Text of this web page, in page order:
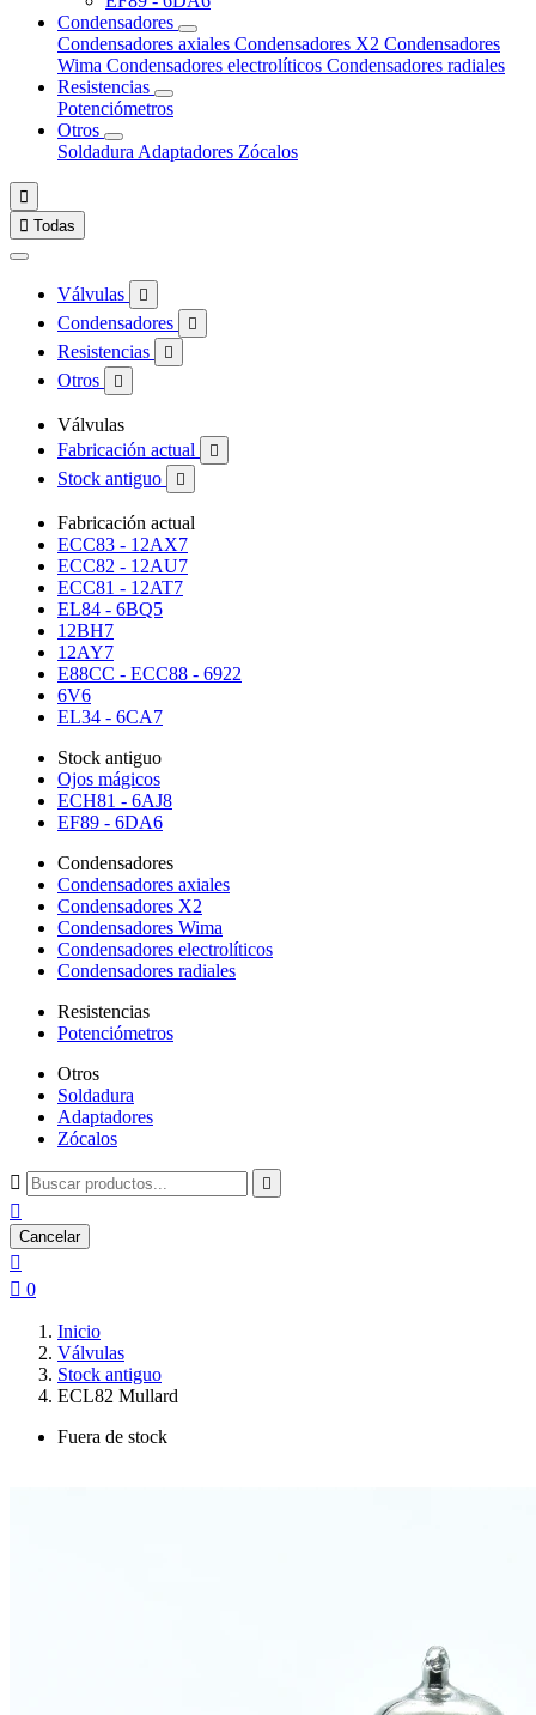
Condensadores
Condensadores axiales Condensadores X2 Condensadores
Wima Condensadores electrolíticos Condensadores radiales
Resistencias
Potenciómetros
Otros
Soldadura Adaptadores Zócalos

 Todas
Válvulas 
Condensadores 
Resistencias 
Otros 
Válvulas
Fabricación actual

Stock antiguo 
Fabricación actual
ECC83 - 12AX7
ECC82 - 12AU7
ECC81 - 12AT7
EL84 - 6BQ5
12BH7
12AY7
E88CC - ECC88 - 6922
6V6
EL34 - 6CA7
Stock antiguo
Ojos mágicos
ECH81 - 6AJ8
EF89 - 6DA6
Condensadores
Condensadores axiales
Condensadores X2
Condensadores Wima
Condensadores electrolíticos
Condensadores radiales
Resistencias
Potenciómetros
Otros
Soldadura
Adaptadores
Zócalos
 

Cancelar

 0
Inicio
Válvulas
Stock antiguo
ECL82 Mullard
Fuera de stock